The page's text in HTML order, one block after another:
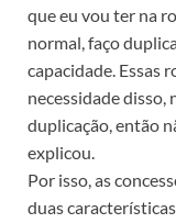
que eu vou ter na
normal, faço
capacidade. Essas
necessidade disso,
duplicação, então
explicou.
Por isso, as
duas